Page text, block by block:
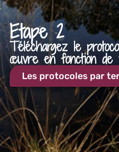
Etape 2
Téléchargez le
œuvre en fonction de
Les protocoles par